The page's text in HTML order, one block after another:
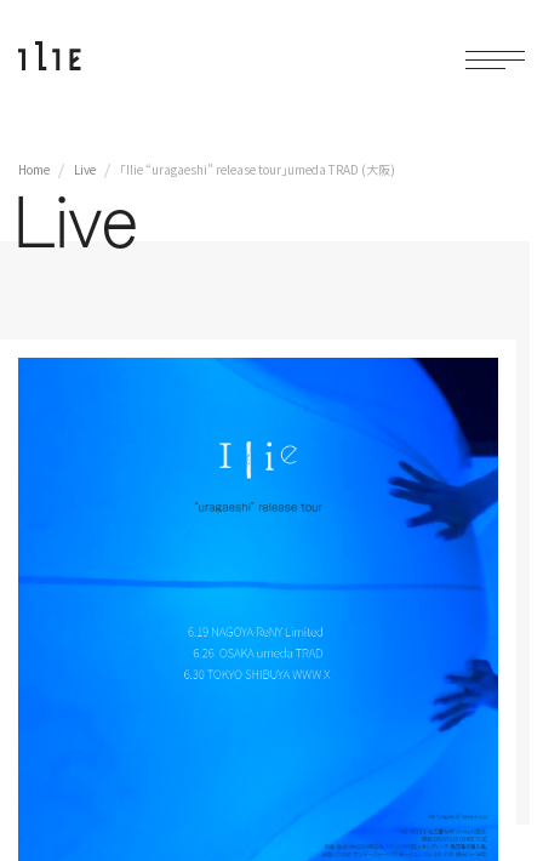
Home Live 「Ilie “uragaeshi” release tour」umeda TRAD (大阪)
Live